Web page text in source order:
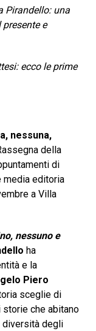
Pirandello: una
e
ecco le prime
nessuna,
della
di
media editoria
a Villa
nessuno e
ha
e la
Piero
sceglie di
che abitano
diversità degli